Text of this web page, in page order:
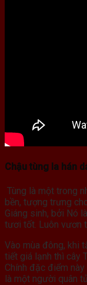
Chậu tùng la hán
Tùng là một trong
bền, tượng trưng
Giáng sinh, bởi Nó
tươi tốt. Luôn vươn
Vào mùa đông, khi
tiết giá lạnh thì cây
Chính đặc điểm
là một người quân